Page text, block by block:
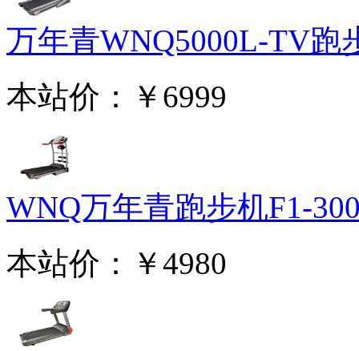
万年青WNQ5000L-TV跑
本站价：
￥6999
WNQ万年青跑步机F1-
本站价：
￥4980